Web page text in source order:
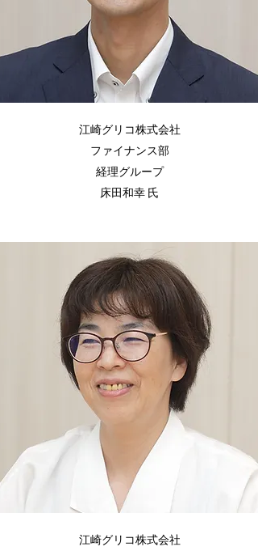
江崎グリコ株式会社
ファイナンス部
経理グループ
床田和幸 氏
江崎グリコ株式会社